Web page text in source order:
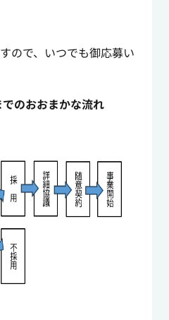
で、いつでも御応募い
のおおまかな流れ